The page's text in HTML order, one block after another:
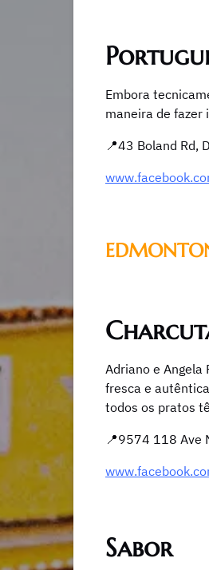
Embora
maneira de fazer
📍43 Boland Rd,
Adriano e Angela
fresca e
todos os pratos
📍9574 118 Ave
Sabor